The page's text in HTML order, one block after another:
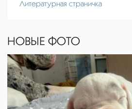
Литературная страничка
НОВЫЕ ФОТО